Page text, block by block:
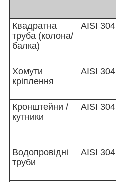
Квадратна
труба (колона/
балка)
AISI 304
Хомути
кріплення
AISI 304
Кронштейни /
кутники
AISI 304
Водопровідні
труби
AISI 304